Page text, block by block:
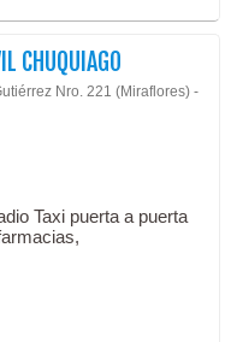
CHUQUIAGO
Nro. 221 (Miraflores) -
Taxi puerta a puerta